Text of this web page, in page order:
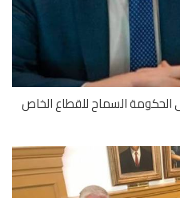
السماح للقطاع الخاص